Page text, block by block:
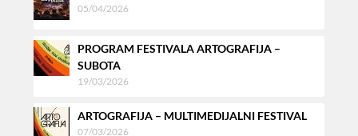
05/04/2026
PROGRAM FESTIVALA ARTOGRAFIJA –
SUBOTA
19/03/2026
ARTOGRAFIJA – MULTIMEDIJALNI FESTIVAL
07/03/2026